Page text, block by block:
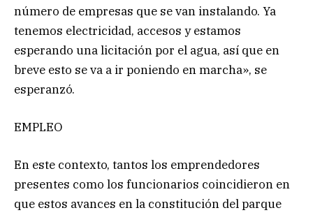
número de empresas que se van instalando. Ya
tenemos electricidad, accesos y estamos
esperando una licitación por el agua, así que en
breve esto se va a ir poniendo en marcha», se
esperanzó.
EMPLEO
En este contexto, tantos los emprendedores
presentes como los funcionarios coincidieron en
que estos avances en la constitución del parque